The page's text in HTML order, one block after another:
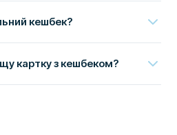
кешбек?
картку з кешбеком?